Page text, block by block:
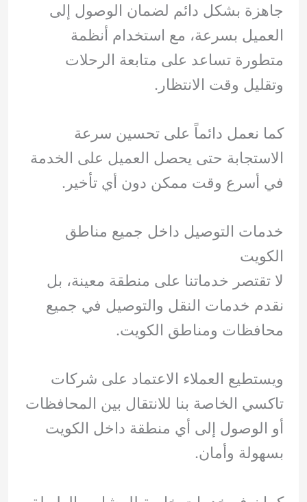
جاهزة بشكل دائم لضمان الوصول إلى
العميل بسرعة، مع استخدام أنظمة
متطورة تساعد على متابعة الرحلات
وتقليل وقت الانتظار.
كما نعمل دائماً على تحسين سرعة
الاستجابة حتى يحصل العميل على الخدمة
في أسرع وقت ممكن دون أي تأخير.
خدمات التوصيل داخل جميع مناطق
الكويت
لا تقتصر خدماتنا على منطقة معينة، بل
نقدم خدمات النقل والتوصيل في جميع
محافظات ومناطق الكويت.
ويستطيع العملاء الاعتماد على شركات
تاكسي الخاصة بنا للانتقال بين المحافظات
أو الوصول إلى أي منطقة داخل الكويت
بسهولة وأمان.